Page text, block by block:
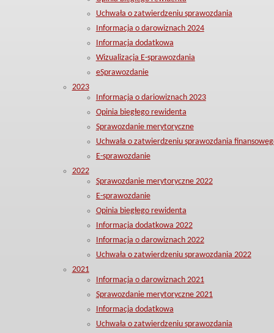
Uchwała o zatwierdzeniu sprawozdania
Informacja o darowiznach 2024
Informacja dodatkowa
Wizualizacja E-sprawozdania
eSprawozdanie
2023
Informacja o dariowiznach 2023
Opinia biegłego rewidenta
Sprawozdanie merytoryczne
Uchwała o zatwierdzeniu sprawozdania
E-sprawozdanie
2022
Sprawozdanie merytoryczne 2022
E-sprawozdanie
Opinia biegłego rewidenta
Informacja dodatkowa 2022
Informacja o darowiznach 2022
Uchwała o zatwierdzeniu sprawozdania 2022
2021
Informacja o darowiznach 2021
Sprawozdanie merytoryczne 2021
Informacja dodatkowa
Uchwała o zatwierdzeniu sprawozdania